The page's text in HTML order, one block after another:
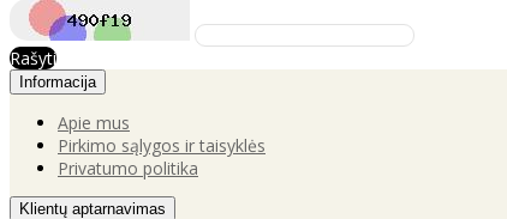
Rašyti
Informacija
Apie mus
Pirkimo sąlygos ir taisyklės
Privatumo politika
Klientų aptarnavimas